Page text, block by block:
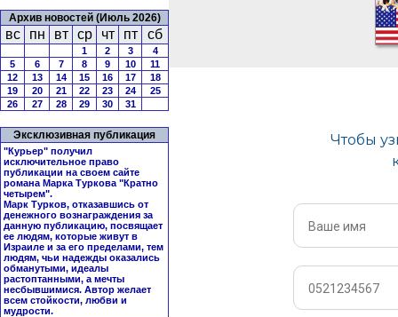
Архив новостей (Июль 2026)
вс пн вт ср чт пт сб
1 2 3
4
5
6 7 8 9 10
11
12
13 14 15 16 17
18
19
20 21 22 23 24
25
26
27 28 29 30 31
Эксклюзивная публикация
"Курьер" получил
исключительное право
публикации на своем сайте
романа Марка Туркова "Кратно
четырем".
Марк Турков, отказавшись от
денежного вознаграждения за
данную публикацию, посвящает
ее людям, которые живут в
Израиле и за его пределами, тем
людям, чьи надежды оказались
обманутыми, идеалы
растоптанными, а мечты
несбывшимися. Автор желает
всем стойкости, любви и
мудрости.